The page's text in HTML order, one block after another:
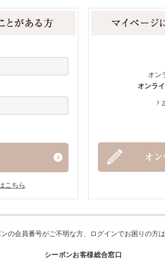
こちら
オン
オンラ
の会員番号がご不明な方、ログインでお困りの方
シーボンお客様総合窓口